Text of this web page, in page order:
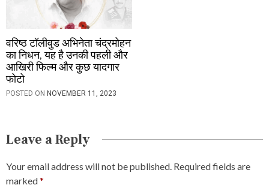
वरिष्ठ टॉलीवुड अभिनेता चंद्रमोहन
का निधन, यह है उनकी पहली और
आखिरी फिल्म और कुछ यादगार
फोटो
POSTED ON NOVEMBER 11, 2023
Leave a Reply
Your email address will not be published. Required fields are
marked*